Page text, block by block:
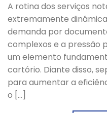
A rotina dos serviços
extremamente
demanda por
complexos e a pressão
um elemento
cartório. Diante disso,
para aumentar a
o […]